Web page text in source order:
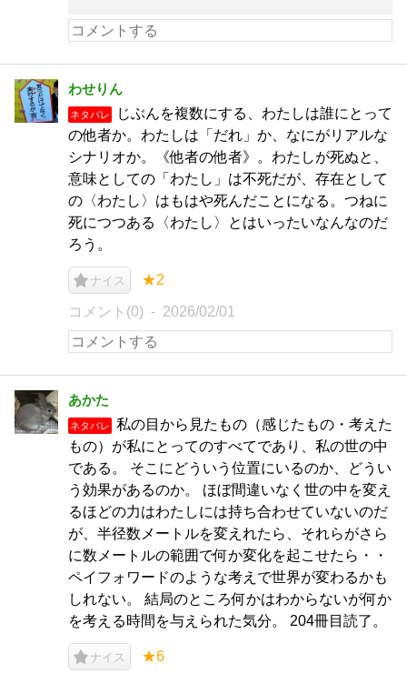
わせりん
ネタバレ
じぶんを複数にする、わたしは誰にとって
の他者か。わたしは「だれ」か、なにがリアルな
シナリオか。《他者の他者》。わたしが死ぬと、
意味としての「わたし」は不死だが、存在として
の〈わたし〉はもはや死んだことになる。つねに
死につつある〈わたし〉とはいったいなんなのだ
ろう。
ナイス ★2
コメント(0) 2026/02/01
あかた
ネタバレ
私の目から見たもの（感じたもの・考えた
もの）が私にとってのすべてであり、私の世の中
である。 そこにどういう位置にいるのか、どうい
う効果があるのか。 ほぼ間違いなく世の中を変え
るほどの力はわたしには持ち合わせていないのだ
が、半径数メートルを変えれたら、それらがさら
に数メートルの範囲で何か変化を起こせたら・・
ペイフォワードのような考えで世界が変わるかも
しれない。 結局のところ何かはわからないが何か
を考える時間を与えられた気分。 204冊目読了。
ナイス ★6